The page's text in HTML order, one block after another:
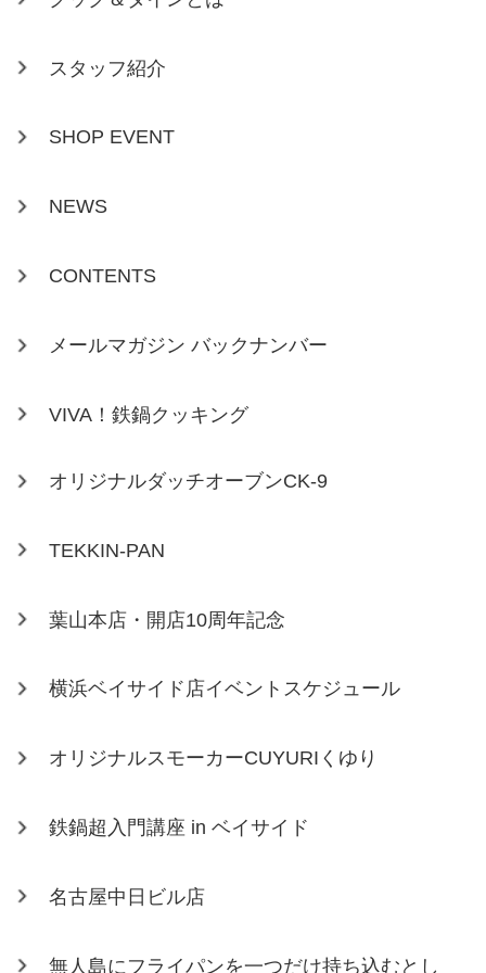
スタッフ紹介
SHOP EVENT
NEWS
CONTENTS
メールマガジン バックナンバー
VIVA！鉄鍋クッキング
オリジナルダッチオーブンCK-9
TEKKIN-PAN
葉山本店・開店10周年記念
横浜ベイサイド店イベントスケジュール
オリジナルスモーカーCUYURIくゆり
鉄鍋超入門講座 in ベイサイド
名古屋中日ビル店
無人島にフライパンを一つだけ持ち込むとし